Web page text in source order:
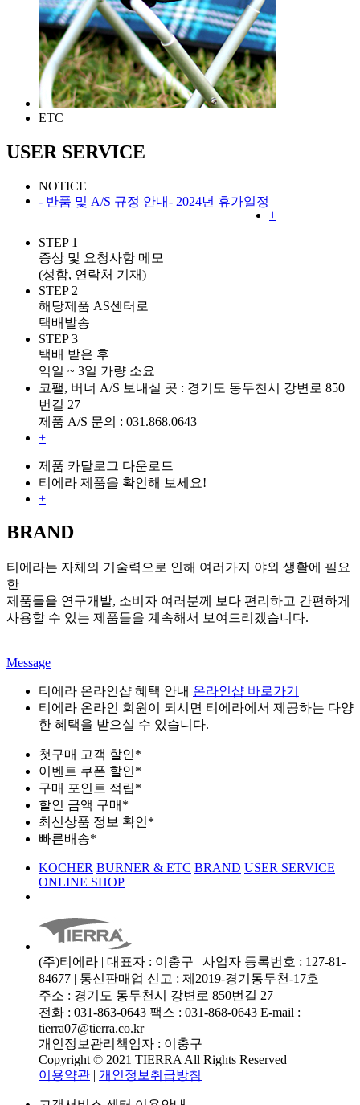
ETC
USER SERVICE
NOTICE
- 반품 및 A/S 규정 안내- 2024년 휴가일정
+
STEP 1
증상 및 요청사항 메모
(성함, 연락처 기재)
STEP 2
해당제품 AS센터로
택배발송
STEP 3
택배 받은 후
익일 ~ 3일 가량 소요
코팰, 버너 A/S 보내실 곳 : 경기도 동두천시 강변로 850
번길 27
제품 A/S 문의 : 031.868.0643
+
제품 카달로그 다운로드
티에라 제품을 확인해 보세요!
+
BRAND
티에라는 자체의 기술력으로 인해 여러가지 야외 생활에 필요
한
제품들을 연구개발, 소비자 여러분께 보다 편리하고 간편하게
사용할 수 있는 제품들을 계속해서 보여드리겠습니다.
Message
티에라 온라인샵 혜택 안내 온라인샵 바로가기
티에라 온라인 회원이 되시면 티에라에서 제공하는 다양
한 혜택을 받으실 수 있습니다.
첫구매 고객 할인*
이벤트 쿠폰 할인*
구매 포인트 적립*
할인 금액 구매*
최신상품 정보 확인*
빠른배송*
KOCHER BURNER & ETC BRAND USER SERVICE
ONLINE SHOP
(주)티에라 | 대표자 : 이충구 | 사업자 등록번호 : 127-81-
84677 | 통신판매업 신고 : 제2019-경기동두천-17호
주소 : 경기도 동두천시 강변로 850번길 27
전화 : 031-863-0643 팩스 : 031-868-0643 E-mail :
tierra07@tierra.co.kr
개인정보관리책임자 : 이충구
Copyright © 2021 TIERRA All Rights Reserved
이용약관 | 개인정보취급방침